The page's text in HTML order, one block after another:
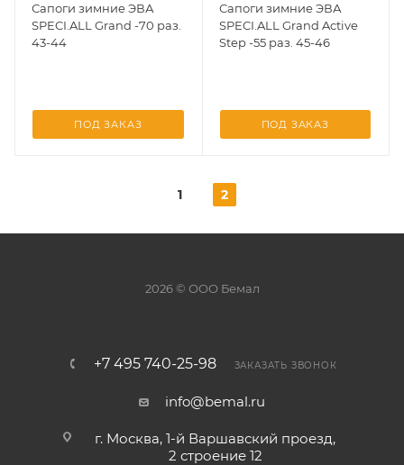
Сапоги зимние ЭВА
SPECI.ALL Grand -70 раз.
43-44
ПОД ЗАКАЗ
Сапоги зимние ЭВА
SPECI.ALL Grand Active
Step -55 раз. 45-46
ПОД ЗАКАЗ
1 2
2026 © ООО Бемал
+7 495 740-25-98 ЗАКАЗАТЬ ЗВОНОК
info@bemal.ru
г. Москва, 1-й Варшавский проезд,
2 строение 12